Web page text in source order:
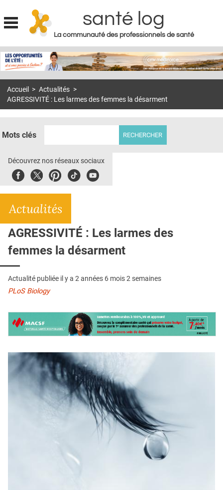
Jump to navigation
santé log
La communauté des professionnels de santé
MON COMPTE
S'ABONNER À LA REVUE SOIN À DOMICILE
DOSSIERS
E-REVUE SAD
L'APP
QUI SOMMES-NOUS ?
PUBLICITÉ
CONDITIONS GÉNÉRALES
CONTACT
Accueil > Actualités >
AGRESSIVITÉ : Les larmes des femmes la désarment
Mots clés
Découvrez nos réseaux sociaux
FacebookTwitterPinterest
TiktokYoubute
Actualités
AGRESSIVITÉ : Les larmes des
femmes la désarment
Actualité publiée il y a 2 années 6 mois 2 semaines
PLoS Biology